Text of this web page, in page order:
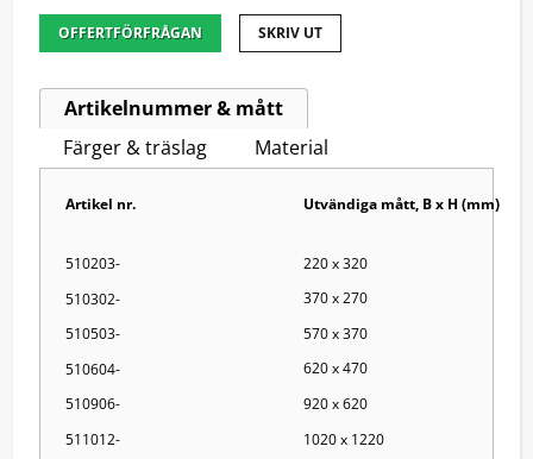
OFFERTFÖRFRÅGAN SKRIV UT
Artikelnummer & mått
Färger & träslag
Material
Artikel nr. Utvändiga mått, B x H (mm)
510203-
510302-
510503-
510604-
510906-
511012-
220 x 320
370 x 270
570 x 370
620 x 470
920 x 620
1020 x 1220